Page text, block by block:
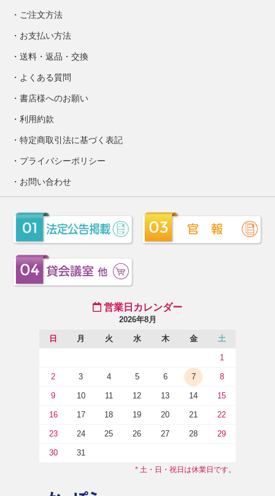
ご注文方法
お支払い方法
送料・返品・交換
よくある質問
書店様へのお願い
利用約款
特定商取引法に基づく表記
プライバシーポリシー
お問い合わせ
営業日カレンダー
2026年8月
日 月 火 水 木 金 土
1
2 3 4 5 6 7 8
9 10 11 12 13 14 15
16 17 18 19 20 21 22
23 24 25 26 27 28 29
30 31
* 土・日・祝日は休業日です。